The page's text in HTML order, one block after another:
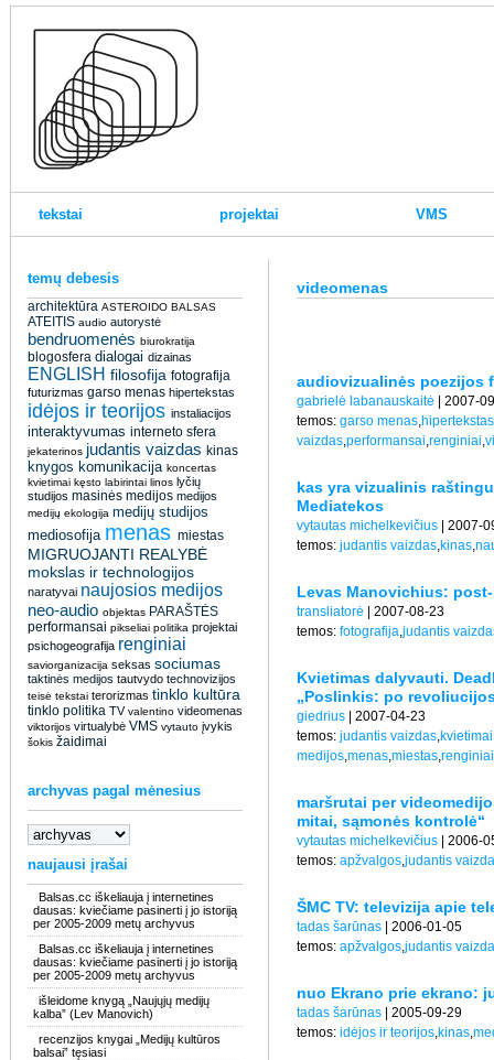
tekstai projektai VMS
temų debesis
architektūra ASTEROIDO BALSAS
ATEITIS audio autorystė
bendruomenės biurokratija
blogosfera dialogai dizainas
ENGLISH filosofija fotografija
futurizmas garso menas hipertekstas
idėjos ir teorijos instaliacijos
interaktyvumas interneto sfera
jekaterinos judantis vaizdas kinas
knygos komunikacija koncertas
kvietimai kęsto labirintai linos lyčių
studijos masinės medijos medijos
medijų ekologija medijų studijos
mediosofija menas miestas
MIGRUOJANTI REALYBĖ
mokslas ir technologijos
naratyvai naujosios medijos
neo-audio objektas PARAŠTĖS
performansai pikseliai politika projektai
psichogeografija renginiai
saviorganizacija seksas sociumas
taktinės medijos tautvydo technovizijos
teisė tekstai terorizmas tinklo kultūra
tinklo politika TV valentino videomenas
viktorijos virtualybė VMS vytauto įvykis
šokis žaidimai
archyvas pagal mėnesius
naujausi įrašai
Balsas.cc iškeliauja į internetines
dausas: kviečiame pasinerti į jo istoriją
per 2005-2009 metų archyvus
Balsas.cc iškeliauja į internetines
dausas: kviečiame pasinerti į jo istoriją
per 2005-2009 metų archyvus
išleidome knygą „Naujųjų medijų
kalba” (Lev Manovich)
recenzijos knygai „Medijų kultūros
balsai” tęsiasi
videomenas
audiovizualinės poezijos
gabrielė labanauskaitė | 2007-
temos: garso menas,hipertekstas
vaizdas,performansai,renginiai,
kas yra vizualinis
Mediatekos
vytautas michelkevičius | 2007-
temos: judantis vaizdas,kinas,
Levas Manovichius:
transliatorė | 2007-08-23
temos: fotografija,judantis
Kvietimas dalyvauti.
„Poslinkis: po
giedrius | 2007-04-23
temos: judantis vaizdas,kvietimai
medijos,menas,miestas,renginiai
maršrutai per
mitai, sąmonės kontrolė“
vytautas michelkevičius | 2006-
temos: apžvalgos,judantis
ŠMC TV: televizija apie
tadas šarūnas | 2006-01-05
temos: apžvalgos,judantis
nuo Ekrano prie ekrano:
tadas šarūnas | 2005-09-29
temos: idėjos ir teorijos,kinas,